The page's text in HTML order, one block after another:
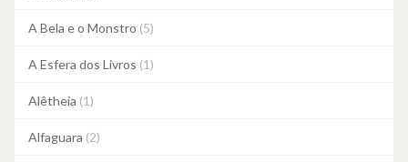
A Bela e o Monstro (5)
A Esfera dos Livros (1)
Alêtheia (1)
Alfaguara (2)